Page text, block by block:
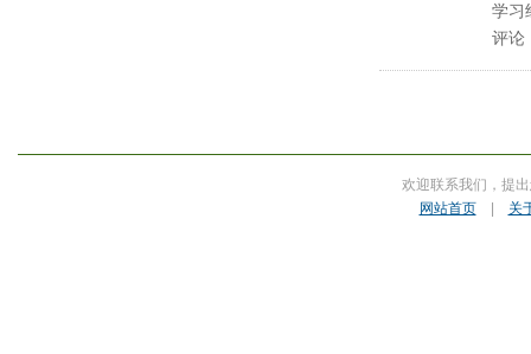
学习
评论
欢迎联系我们，提
网站首页| 关